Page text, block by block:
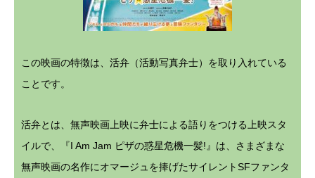
この映画の特徴は、活弁（活動写真弁士）を取り入れている
ことです。
活弁とは、無声映画上映に弁士による語りをつける上映スタ
イルで、『I Am Jam ピザの惑星危機一髪!』は、さまざまな
無声映画の名作にオマージュを捧げたサイレントSFファンタ